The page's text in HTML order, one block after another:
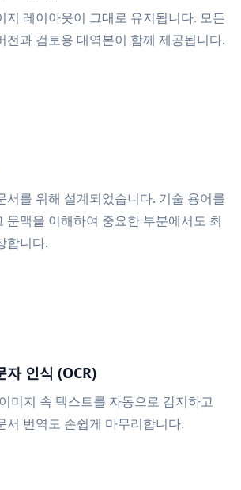
지 레이아웃이 그대로 유지됩니다. 모든
전과 검토용 대역본이 함께 제공됩니다.
서를 위해 설계되었습니다. 기술 용어를
문맥을 이해하여 중요한 부분에서도 최
합니다.
자 인식 (OCR)
미지 속 텍스트를 자동으로 감지하고
서 번역도 손쉽게 마무리합니다.